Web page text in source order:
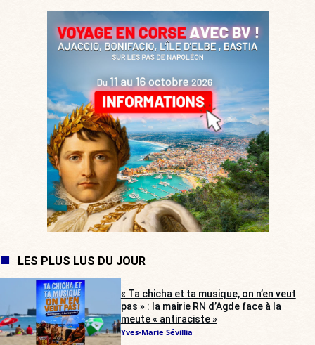
LES PLUS LUS DU JOUR
« Ta chicha et ta musique, on n’en veut
pas » : la mairie RN d’Agde face à la
meute « antiraciste »
Yves-Marie Sévillia